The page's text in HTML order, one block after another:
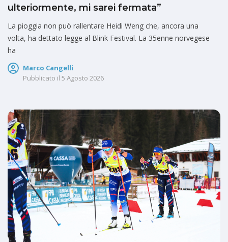
ulteriormente, mi sarei fermata”
La pioggia non può rallentare Heidi Weng che, ancora una
volta, ha dettato legge al Blink Festival. La 35enne norvegese
ha
Marco Cangelli
Pubblicato il 5 Agosto 2026